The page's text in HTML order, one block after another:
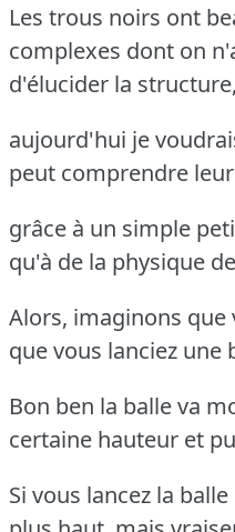
Les trous noirs ont
complexes dont on
d'élucider la structure,
aujourd'hui je
peut comprendre
grâce à un simple
qu'à de la physique
Alors, imaginons que
que vous lanciez une
Bon ben la balle va
certaine hauteur et
Si vous lancez la